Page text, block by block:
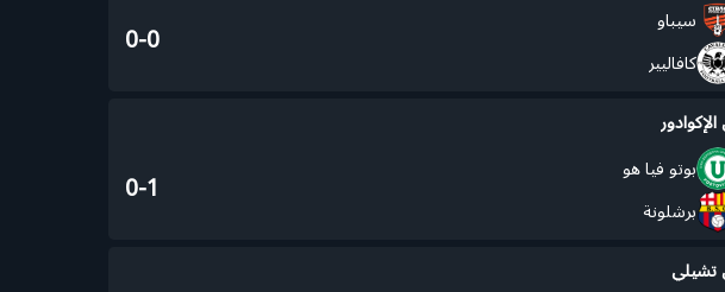
سيباو
كافاليير
0-0
بوتو فيا هو
برشلونة
0-1